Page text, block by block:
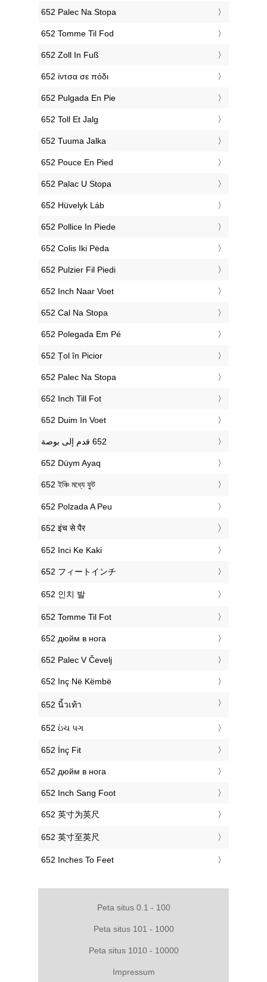
‎652 Palec Na Stopa
‎652 Tomme Til Fod
‎652 Zoll In Fuß
‎652 ίντσα σε πόδι
‎652 Pulgada En Pie
‎652 Toll Et Jalg
‎652 Tuuma Jalka
‎652 Pouce En Pied
‎652 Palac U Stopa
‎652 Hüvelyk Láb
‎652 Pollice In Piede
‎652 Colis Iki Pėda
‎652 Pulzier Fil Piedi
‎652 Inch Naar Voet
‎652 Cal Na Stopa
‎652 Polegada Em Pé
‎652 Țol în Picior
‎652 Palec Na Stopa
‎652 Inch Till Fot
‎652 Duim In Voet
‎652 Düym Ayaq
‎652 ইঞ্চি মধ্যে ফুট
‎652 Polzada A Peu
‎652 इंच से पैर
‎652 Inci Ke Kaki
‎652 フィートインチ
‎652 인치 발
‎652 Tomme Til Fot
‎652 дюйм в нога
‎652 Palec V Čevelj
‎652 Inç Në Këmbë
‎652 นิ้วเท้า
‎652 ઇંચ પગ
‎652 İnç Fit
‎652 дюйм в нога
‎652 Inch Sang Foot
‎652 英寸为英尺
‎652 英寸至英尺
‎652 Inches To Feet
Peta situs 0.1 - 100
Peta situs 101 - 1000
Peta situs 1010 - 10000
Impressum